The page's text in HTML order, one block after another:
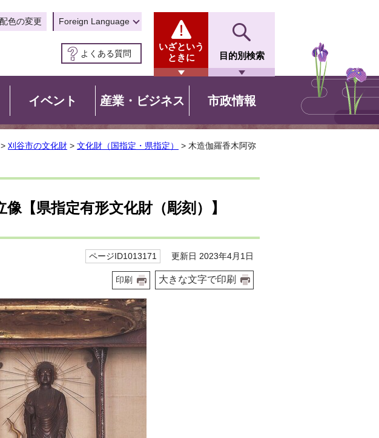
色の変更 Foreign Language
よくある質問
いざという
ときに
目的別検索
イベント 産業・ビジネス 市政情報
> 刈谷市の文化財 > 文化財（国指定・県指定）
> 木造伽羅香木阿弥
【県指定有形文化財（彫刻）】
ページID1013171 更新日 2023年4月1日
印刷 大きな文字で印刷